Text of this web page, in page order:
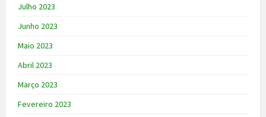
Julho 2023
Junho 2023
Maio 2023
Abril 2023
Março 2023
Fevereiro 2023